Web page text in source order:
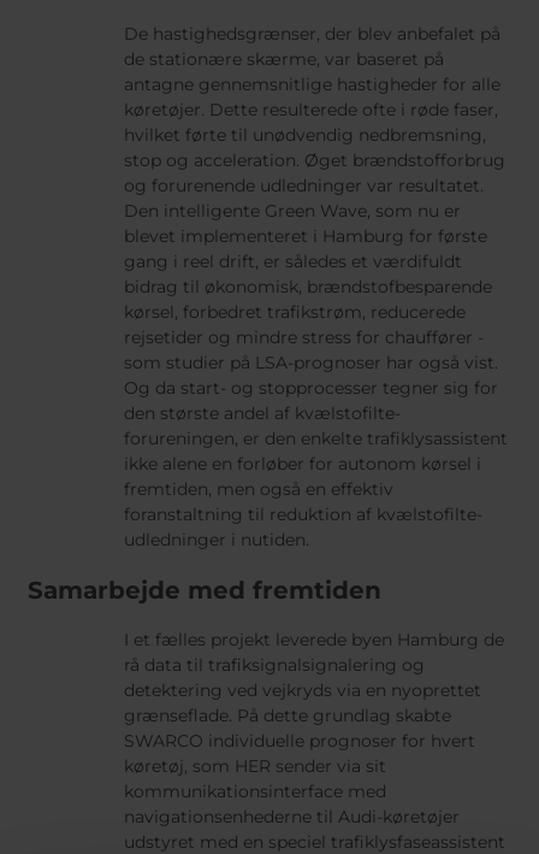
De hastighedsgrænser, der blev anbefalet på
de stationære skærme, var baseret på
antagne gennemsnitlige hastigheder for alle
køretøjer. Dette resulterede ofte i røde faser,
hvilket førte til unødvendig nedbremsning,
stop og acceleration. Øget brændstofforbrug
og forurenende udledninger var resultatet.
Den intelligente Green Wave, som nu er
blevet implementeret i Hamburg for første
gang i reel drift, er således et værdifuldt
bidrag til økonomisk, brændstofbesparende
kørsel, forbedret trafikstrøm, reducerede
rejsetider og mindre stress for chauffører -
som studier på LSA-prognoser har også vist.
Og da start- og stopprocesser tegner sig for
den største andel af kvælstofilte-
forureningen, er den enkelte trafiklysassistent
ikke alene en forløber for autonom kørsel i
fremtiden, men også en effektiv
foranstaltning til reduktion af kvælstofilte-
udledninger i nutiden.
Samarbejde med fremtiden
I et fælles projekt leverede byen Hamburg de
rå data til trafiksignalsignalering og
detektering ved vejkryds via en nyoprettet
grænseflade. På dette grundlag skabte
SWARCO individuelle prognoser for hvert
køretøj, som HER sender via sit
kommunikationsinterface med
navigationsenhederne til Audi-køretøjer
udstyret med en speciel trafiklysfaseassistent